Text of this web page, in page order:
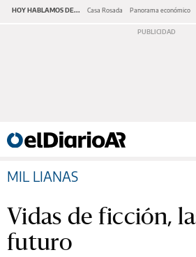
HOY HABLAMOS DE... Casa Rosada Panorama económico
MIL LIANAS
Vidas de ficción,
futuro